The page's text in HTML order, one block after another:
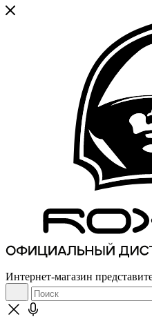
Интернет-магазин